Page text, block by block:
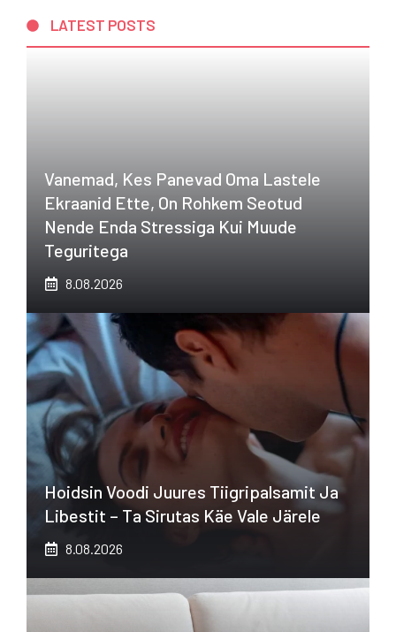
LATEST POSTS
Vanemad, Kes Panevad Oma Lastele
Ekraanid Ette, On Rohkem Seotud
Nende Enda Stressiga Kui Muude
Teguritega
8.08.2026
Hoidsin Voodi Juures Tiigripalsamit Ja
Libestit – Ta Sirutas Käe Vale Järele
8.08.2026